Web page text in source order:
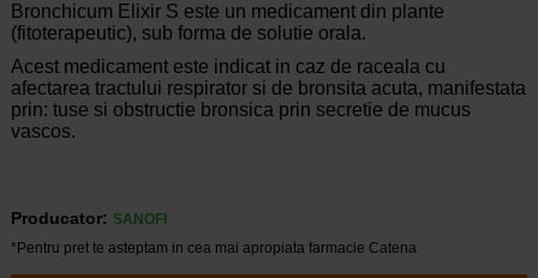
Bronchicum Elixir S este un medicament din plante
(fitoterapeutic), sub forma de solutie orala.
Acest medicament este indicat in caz de raceala cu
afectarea tractului respirator si de bronsita acuta, manifestata
prin: tuse si obstructie bronsica prin secretie de mucus
vascos.
Producator: SANOFI
*Pentru pret te asteptam in cea mai apropiata farmacie Catena